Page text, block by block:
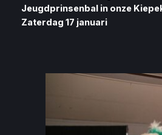
Jeugdprinsenbal in onze
Zaterdag 17 januari